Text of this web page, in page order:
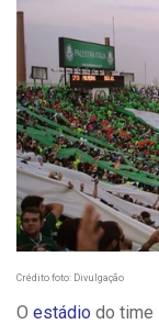
Crédito foto: Divulgação
O estádio do time